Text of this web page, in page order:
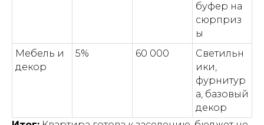
буфер на
сюрприз
ы
Мебель и
декор
5% 60 000
Светильн
ики,
фурнитур
а, базовый
декор